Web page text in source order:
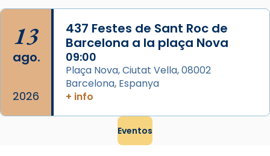
13
ago.
2026
437 Festes de Sant Roc de
Barcelona a la plaça Nova
09:00
Plaça Nova, Ciutat Vella, 08002
Barcelona, Espanya
+ info
Eventos